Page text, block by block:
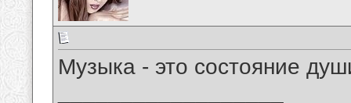
Музыка - это состояние